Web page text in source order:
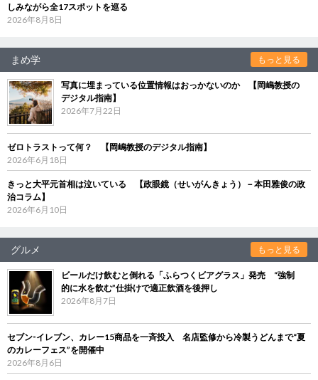
しみながら全17スポットを巡る
2026年8月8日
まめ学 もっと見る
写真に埋まっている位置情報はおっかないのか 【岡嶋教授の
デジタル指南】
2026年7月22日
ゼロトラストって何？ 【岡嶋教授のデジタル指南】
2026年6月18日
きっと大平元首相は泣いている 【政眼鏡（せいがんきょう）－本田雅俊の政
治コラム】
2026年6月10日
グルメ もっと見る
ビールだけ飲むと倒れる「ふらつくビアグラス」発売 “強制
的に水を飲む”仕掛けで適正飲酒を後押し
2026年8月7日
セブン‐イレブン、カレー15商品を一斉投入 名店監修から冷製うどんまで“夏
のカレーフェス”を開催中
2026年8月6日